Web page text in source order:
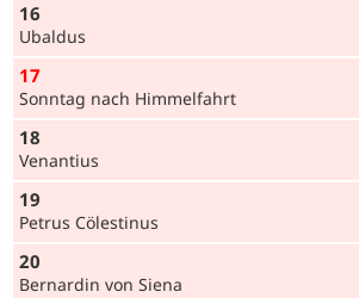
16
Ubaldus
17
Sonntag nach Himmelfahrt
18
Venantius
19
Petrus Cölestinus
20
Bernardin von Siena